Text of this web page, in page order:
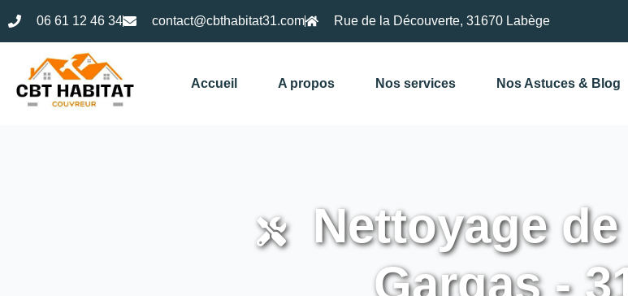
06 61 12 46 34 contact@cbthabitat31.com Rue de la Découverte, 31670 Labège
Accueil A propos Nos services Nos Astuces & Blog
Nettoyage
Gargas -